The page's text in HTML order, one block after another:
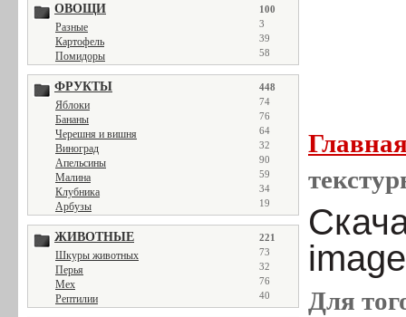
ОВОЩИ 100
Разные 3
Картофель 39
Помидоры 58
ФРУКТЫ 448
Яблоки 74
Бананы 76
Черешня и вишня 64
Виноград 32
Апельсины 90
Малина 59
Клубника 34
Арбузы 19
ЖИВОТНЫЕ 221
Шкуры животных 73
Перья 32
Мех 76
Рептилии 40
image
Для